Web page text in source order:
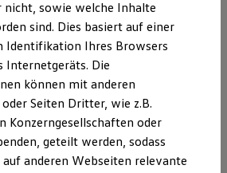
Strom
Ladelösungen
für Privatkunden
für Gewerbekunden
Laden
Kosten der Elektrofahrzeuge
für Privatkunden
nicht, sowie welche Inhalte
sind. Dies basiert auf einer
Identifikation Ihres Browsers
Internetgeräts. Die
können mit anderen
Seiten Dritter, wie z.B.
Konzerngesellschaften oder
geteilt werden, sodass
auf anderen Webseiten relevante